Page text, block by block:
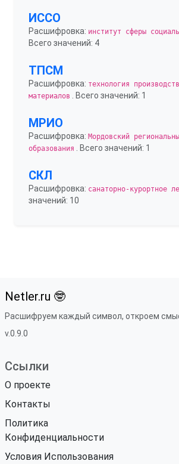
ИССО
Расшифровка: институт сферы
Всего значений: 4
ТПСМ
Расшифровка: технология
материалов
. Всего значений: 1
МРИО
Расшифровка: Мордовский
образования
. Всего значений: 1
СКЛ
Расшифровка: санаторно-курортное
значений: 10
Netler.ru 🤓
Расшифруем каждый символ, откроем
v.0.9.0
Ссылки
О проекте
Контакты
Политика
Конфиденциальности
Условия Использования